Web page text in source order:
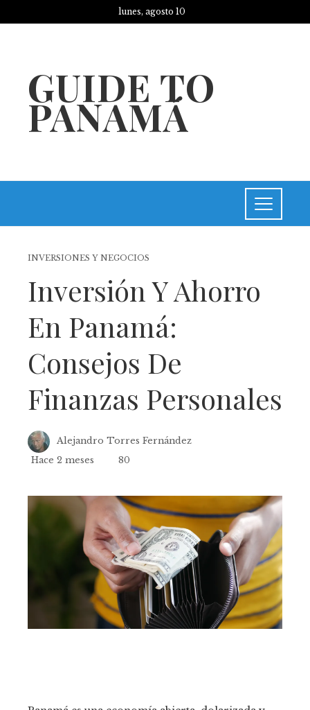
lunes, agosto 10
GUIDE TO
PANAMÁ
INVERSIONES Y NEGOCIOS
Inversión Y Ahorro
En Panamá:
Consejos De
Finanzas Personales
Alejandro Torres Fernández
Hace 2 meses
80